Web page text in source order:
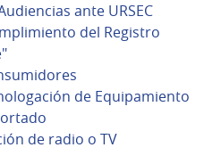
ante URSEC
del Registro
de Equipamiento
de radio o TV